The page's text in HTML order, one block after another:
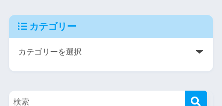
カテゴリー